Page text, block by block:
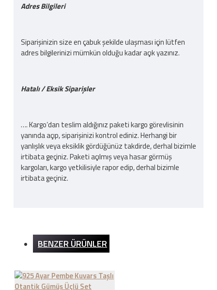
Adres Bilgileri
Siparişinizin size en çabuk şekilde ulaşması için lütfen
adres bilgilerinizi mümkün olduğu kadar açık yazınız.
Hatalı / Eksik Siparişler
…. Kargo‘dan teslim aldığınız paketi kargo görevlisinin
yanında açıp, siparişinizi kontrol ediniz. Herhangi bir
yanlışlık veya eksiklik gördüğünüz takdirde, derhal bizimle
irtibata geçiniz. Paketi açılmış veya hasar görmüş
kargoları, kargo yetkilisiyle rapor edip, derhal bizimle
irtibata geçiniz.
İnternet sitemizden yapılan bütün alışverişlerde 200TL
dışında hiçbir ücret ödemezsiniz.
BENZER ÜRÜNLER